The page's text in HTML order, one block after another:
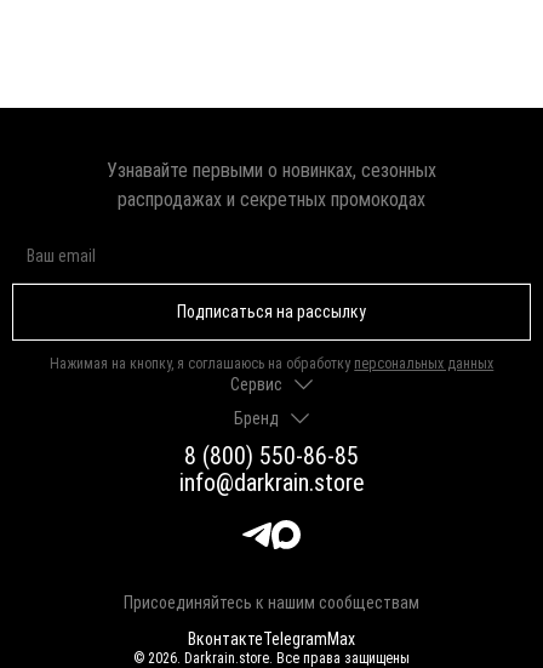
8 (800) 550-86-85
info@darkrain.store
Присоединяйтесь к нашим сообществам
ВконтактеTelegramMax
Сервис
Доставка и оплата
Гарантии и возврат
Как выбрать размер
Уход за украшениями
Яндекс Пэй
Долями
Бренд
О нас
Программа лояльности
Магазины
Узнавайте первыми о новинках, сезонных
распродажах и секретных промокодах
Подписаться на рассылку
Нажимая на кнопку, я соглашаюсь на обработку персональных данных
© 2026. Darkrain.store. Все права защищены